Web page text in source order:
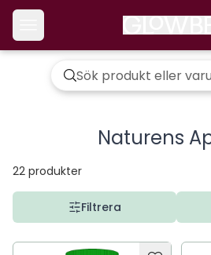
Naturens
22 produkter
Filtrera